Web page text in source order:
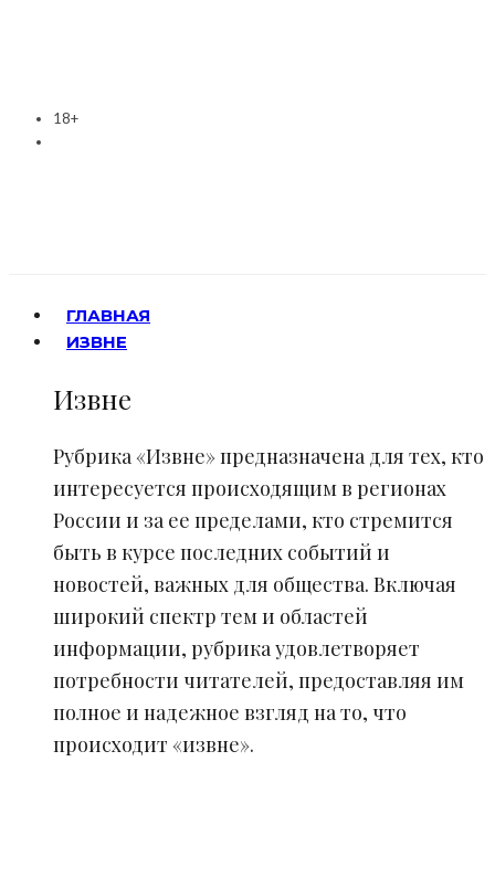
18+
ГЛАВНАЯ
ИЗВНЕ
Извне
Рубрика «Извне» предназначена для тех, кто
интересуется происходящим в регионах
России и за ее пределами, кто стремится
быть в курсе последних событий и
новостей, важных для общества. Включая
широкий спектр тем и областей
информации, рубрика удовлетворяет
потребности читателей, предоставляя им
полное и надежное взгляд на то, что
происходит «извне».